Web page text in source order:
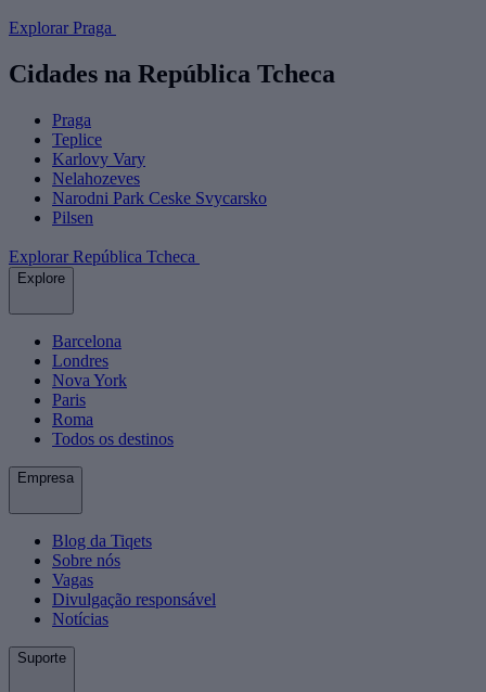
Explorar Praga
Cidades na República Tcheca
Praga
Teplice
Karlovy Vary
Nelahozeves
Narodni Park Ceske Svycarsko
Pilsen
Explorar República Tcheca
Explore
Barcelona
Londres
Nova York
Paris
Roma
Todos os destinos
Empresa
Blog da Tiqets
Sobre nós
Vagas
Divulgação responsável
Notícias
Suporte